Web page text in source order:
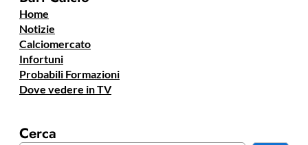
Home
Notizie
Calciomercato
Infortuni
Probabili Formazioni
Dove vedere in TV
Cerca